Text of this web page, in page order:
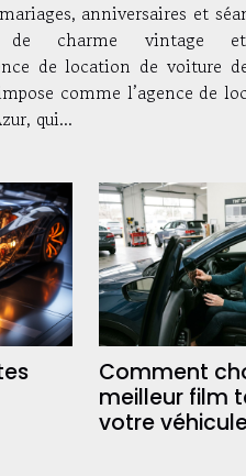
anniversaires et
de charme vintage
de location de voiture
comme l’agence de
qui...
Comment
meilleur film
votre